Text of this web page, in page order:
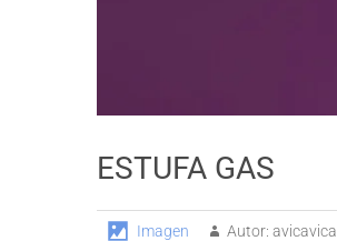
ESTUFA GAS
Imagen Autor: avicavica